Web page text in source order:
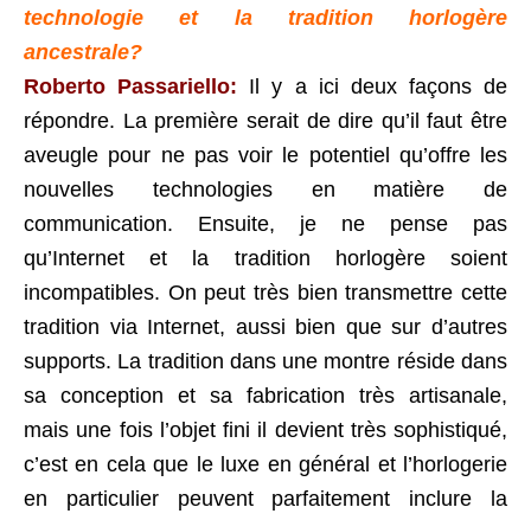
technologie et la tradition horlogère
ancestrale?
Roberto Passariello: Il y a ici deux façons de
répondre. La première serait de dire qu’il faut être
aveugle pour ne pas voir le potentiel qu’offre les
nouvelles technologies en matière de
communication. Ensuite, je ne pense pas
qu’Internet et la tradition horlogère soient
incompatibles. On peut très bien transmettre cette
tradition via Internet, aussi bien que sur d’autres
supports. La tradition dans une montre réside dans
sa conception et sa fabrication très artisanale,
mais une fois l’objet fini il devient très sophistiqué,
c’est en cela que le luxe en général et l’horlogerie
en particulier peuvent parfaitement inclure la